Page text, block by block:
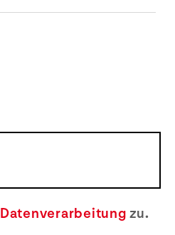
Datenverarbeitungzu.